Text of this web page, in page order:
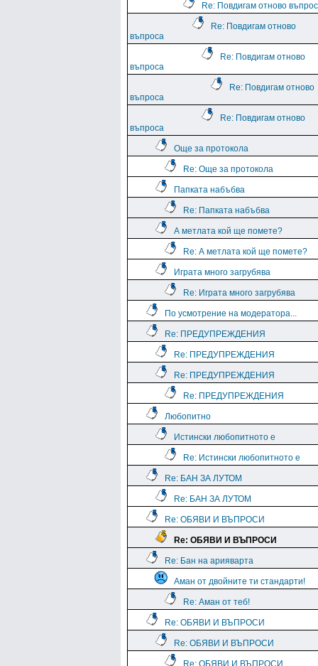
Re: Повдигам отново
Re: Повдигам отново
въпроса
Re: Повдигам отново
въпроса
Re: Повдигам отново
въпроса
Re: Повдигам отново
въпроса
Още за протокола
Re: Още за протокола
Папката набъбва
Re: Папката набъбва
А метлата кой ще помете?
Re: А метлата кой ще помете?
Играта много загрубява
Re: Играта много загрубява
По усмотрение на модератора...
Re: ПРЕДУПРЕЖДЕНИЯ
Re: ПРЕДУПРЕЖДЕНИЯ
Re: ПРЕДУПРЕЖДЕНИЯ
Re: ПРЕДУПРЕЖДЕНИЯ
Любопитно
Истински любопитното е
Re: Истински любопитното е
Re: БАН ЗА ЛУТОМ
Re: БАН ЗА ЛУТОМ
Re: ОБЯВИ И ВЪПРОСИ
Re: ОБЯВИ И ВЪПРОСИ
Re: Бан на арияварта
Аман от двойните ти стандарти!
Re: Аман от теб!
Re: ОБЯВИ И ВЪПРОСИ
Re: ОБЯВИ И ВЪПРОСИ
Re: ОБЯВИ И ВЪПРОСИ